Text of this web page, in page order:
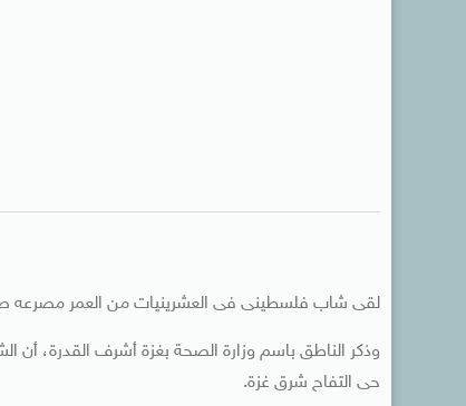
لقى شاب فلسطينى فى العشرينيات من العمر مصرعه
حى التفاح شرق غزة.